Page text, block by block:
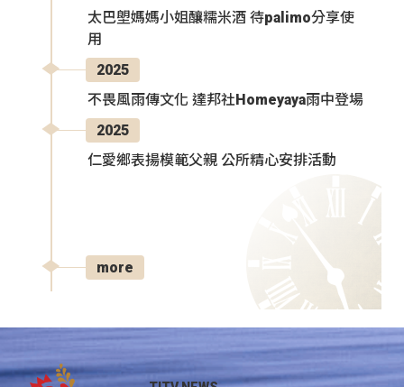
太巴塱媽媽小姐釀糯米酒 待palimo分享使
用
2025
不畏風雨傳文化 達邦社Homeyaya雨中登場
2025
仁愛鄉表揚模範父親 公所精心安排活動
more